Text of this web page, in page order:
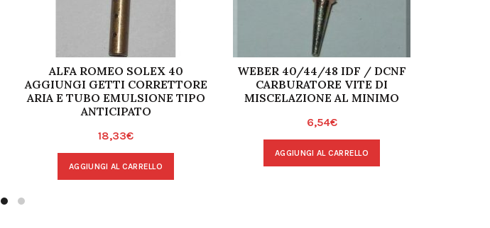
ALFA ROMEO SOLEX 40
AGGIUNGI GETTI CORRETTORE
ARIA E TUBO EMULSIONE TIPO
ANTICIPATO
18,33€
AGGIUNGI AL CARRELLO
WEBER 40/44/48 IDF / DCNF
CARBURATORE VITE DI
MISCELAZIONE AL MINIMO
6,54€
AGGIUNGI AL CARRELLO